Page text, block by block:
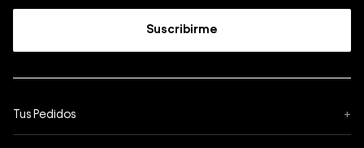
Suscribirme
Tus Pedidos +